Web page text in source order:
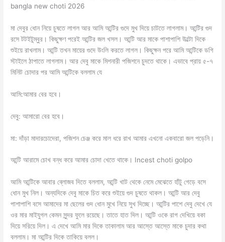
bangla new choti 2026
মা দেবুর ধোন নিয়ে চুষতে লাগল আর আমি আন্টির গুদে মুখ দিয়ে চাটতে লাগলাম। আন্টির গুদ
রসে টটইটুম্বুর। কিছুক্ষণ পরেই আন্টির জল খসল। আন্টি আর মাকে পাশাপাশি উল্টো দিকে
শুইয়ে রাখলাম। আন্টি তখন মায়ের গুদে উংলি করতে লাগল। কিছুক্ষন পরে আমি আন্টিকে ডগি
স্টাইলে ঠাপাতে লাগলাম। আর দেবু মাকে মিশনারী পজিশনে চুদতে থাকে। এভাবে প্রায় ৫-৭
মিনিট চোদার পর আমি আন্টিকে বললাম যে
আমি:আমার বের হবে।
দেবু: আমারো বের হবে।
মা: দাঁড়া মাদারচোদেরা, পজিশন চেঞ্জ করে মাল ধরে রাখ আমার এখনো একবারো জল পড়েনি।
আন্টি আরামে চোখ বন্ধ করে আমার চোদা খেতে থাকে। Incest choti golpo
আমি আন্টিকে আবার ব্লোজব দিতে বললাম, আন্টি খাট থেকে নেমে মেঝেতে হাঁটু গেড়ে বসে
ধোন মুখ নিল। অন্যদিকে দেবু মাকে চিত করে শুইয়ে গুদ চুষতে থাকল। আন্টি আর দেবু
পাশাপাশি বসে আমাদের মা ছেলের গুদ ধোন মুখে নিয়ে সুখ দিচ্ছে। আন্টির পাশে দেবু দেখে যে
ওর মার মাইযুগল কেমন সুন্দর ফুলে রয়েছে। তাতে হাত দিল। আন্টি ওকে রাগ দেখিয়ে বকা
দিয়ে সরিয়ে দিল। এ দেখে আমি মার দিকে তাকালাম আর আস্তে আস্তে মাকে চুদার কথা
বললাম। মা আন্টির দিকে তাকিয়ে বলল।